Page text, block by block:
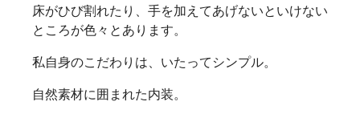
床がひび割れたり、手を加えてあげないといけない
ところが色々とあります。
私自身のこだわりは、いたってシンプル。
自然素材に囲まれた内装。